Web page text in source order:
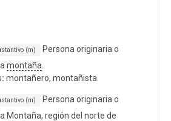
(m)
Persona originaria o
montaña
montañero, montañista
(m)
Persona originaria o
Montaña, región del norte de